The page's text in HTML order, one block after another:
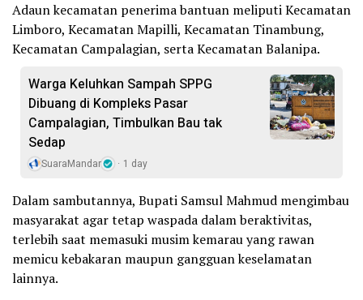
Adaun kecamatan penerima bantuan meliputi Kecamatan
Limboro, Kecamatan Mapilli, Kecamatan Tinambung,
Kecamatan Campalagian, serta Kecamatan Balanipa.
Warga Keluhkan Sampah SPPG
Dibuang di Kompleks Pasar
Campalagian, Timbulkan Bau tak
Sedap
SuaraMandar 1 day
Dalam sambutannya, Bupati Samsul Mahmud mengimbau
masyarakat agar tetap waspada dalam beraktivitas,
terlebih saat memasuki musim kemarau yang rawan
memicu kebakaran maupun gangguan keselamatan
lainnya.